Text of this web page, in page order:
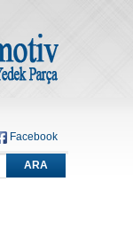
Facebook
ARA